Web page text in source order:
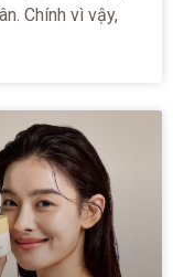
Chính vì vậy,